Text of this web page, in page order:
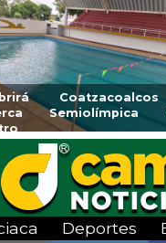
Invita
a Temporada de
Viva”
Deportes